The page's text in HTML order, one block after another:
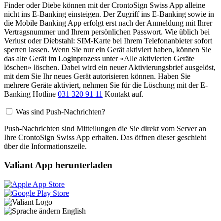
Finder oder Diebe können mit der CrontoSign Swiss App alleine
nicht ins E-Banking einsteigen. Der Zugriff ins E-Banking sowie in
die Mobile Banking App erfolgt erst nach der Anmeldung mit Ihrer
Vertragsnummer und Ihrem persönlichen Passwort. Wie üblich bei
Verlust oder Diebstahl: SIM-Karte bei Ihrem Telefonanbieter sofort
sperren lassen. Wenn Sie nur ein Gerät aktiviert haben, können Sie
das alte Gerät im Loginprozess unter «Alle aktivierten Geräte
löschen» löschen. Dabei wird ein neuer Aktivierungsbrief ausgelöst,
mit dem Sie Ihr neues Gerät autorisieren können. Haben Sie
mehrere Geräte aktiviert, nehmen Sie für die Löschung mit der E-
Banking Hotline 031 320 91 11 Kontakt auf.
Was sind Push-Nachrichten?
Push-Nachrichten sind Mitteilungen die Sie direkt vom Server an
Ihre CrontoSign Swiss App erhalten. Das öffnen dieser geschieht
über die Informationszeile.
Valiant App herunterladen
English